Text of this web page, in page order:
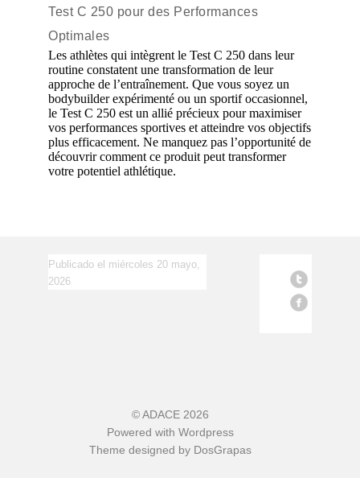
Test C 250 pour des Performances
Optimales
Les athlètes qui intègrent le Test C 250 dans leur
routine constatent une transformation de leur
approche de l’entraînement. Que vous soyez un
bodybuilder expérimenté ou un sportif occasionnel,
le Test C 250 est un allié précieux pour maximiser
vos performances sportives et atteindre vos objectifs
plus efficacement. Ne manquez pas l’opportunité de
découvrir comment ce produit peut transformer
votre potentiel athlétique.
Publicado el miércoles 20 mayo,
2026
©ADACE2026
Powered with Wordpress
Theme designed by DosGrapas